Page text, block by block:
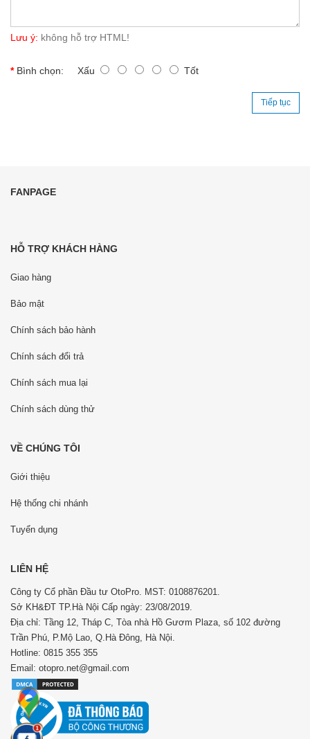
Lưu ý: không hỗ trợ HTML!
Bình chọn: Xấu Tốt
Tiếp tục
FANPAGE
HỖ TRỢ KHÁCH HÀNG
Giao hàng
Bảo mật
Chính sách bảo hành
Chính sách đổi trả
Chính sách mua lại
Chính sách dùng thử
VỀ CHÚNG TÔI
Giới thiệu
Hệ thống chi nhánh
Tuyển dụng
LIÊN HỆ
Công ty Cổ phần Đầu tư OtoPro. MST: 0108876201.
Sở KH&ĐT TP.Hà Nội Cấp ngày: 23/08/2019.
Địa chỉ: Tầng 12, Tháp C, Tòa nhà Hồ Gươm Plaza, số 102 đường
Trần Phú, P.Mộ Lao, Q.Hà Đông, Hà Nội.
Hotline: 0815 355 355
Email: otopro.net@gmail.com